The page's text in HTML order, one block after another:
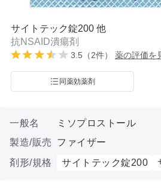
サイトテック錠200 他
抗NSAID潰瘍剤
3.5（2件） 薬の評価を
同薬効薬剤
一般名
ミソプロストール
製造/販売
ファイザー
剤形/規格
サイトテック錠200